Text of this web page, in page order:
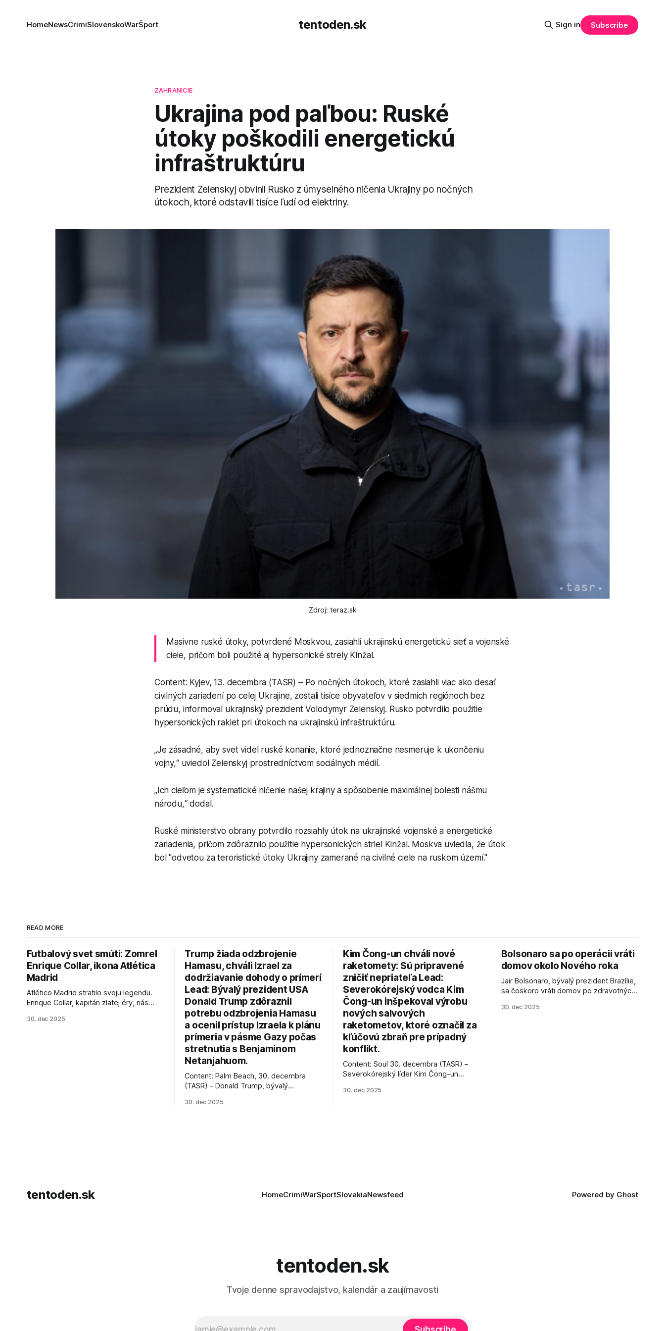
tentoden.sk
HomeNewsCrimiSlovenskoWarŠport Sign in Subscribe
ZAHRANICIE
Ukrajina pod paľbou: Ruské
útoky poškodili energetickú
infraštruktúru
Prezident Zelenskyj obvinil Rusko z úmyselného ničenia Ukrajiny po nočných
útokoch, ktoré odstavili tisíce ľudí od elektriny.
Zdroj: teraz.sk
Masívne ruské útoky, potvrdené Moskvou, zasiahli ukrajinskú energetickú sieť a vojenské
ciele, pričom boli použité aj hypersonické strely Kinžal.
Content: Kyjev, 13. decembra (TASR) – Po nočných útokoch, ktoré zasiahli viac ako desať
civilných zariadení po celej Ukrajine, zostali tisíce obyvateľov v siedmich regiónoch bez
prúdu, informoval ukrajinský prezident Volodymyr Zelenskyj. Rusko potvrdilo použitie
hypersonických rakiet pri útokoch na ukrajinskú infraštruktúru.
„Je zásadné, aby svet videl ruské konanie, ktoré jednoznačne nesmeruje k ukončeniu
vojny,“ uviedol Zelenskyj prostredníctvom sociálnych médií.
„Ich cieľom je systematické ničenie našej krajiny a spôsobenie maximálnej bolesti nášmu
národu,“ dodal.
Ruské ministerstvo obrany potvrdilo rozsiahly útok na ukrajinské vojenské a energetické
zariadenia, pričom zdôraznilo použitie hypersonických striel Kinžal. Moskva uviedla, že útok
bol "odvetou za teroristické útoky Ukrajiny zamerané na civilné ciele na ruskom území."
READ MORE
Futbalový svet smúti: Zomrel
Enrique Collar, ikona Atlética
Madrid
Atlético Madrid stratilo svoju legendu.
Enrique Collar, kapitán zlatej éry, nás
jeho úspechy a odkaz.
30. dec 2025
Trump žiada odzbrojenie
Hamasu, chváli Izrael za
dodržiavanie dohody o prímerí
Lead: Bývalý prezident USA
Donald Trump zdôraznil
potrebu odzbrojenia Hamasu
a ocenil prístup Izraela k plánu
prímeria v pásme Gazy počas
stretnutia s Benjaminom
Netanjahuom.
Content: Palm Beach, 30. decembra
(TASR) – Donald Trump, bývalý
vyhlásil, že odzbrojenie palestínskeho
30. dec 2025
Kim Čong-un chváli nové
raketomety: Sú pripravené
zničiť nepriateľa Lead:
Severokórejský vodca Kim
Čong-un inšpekoval výrobu
nových salvových
raketometov, ktoré označil za
kľúčovú zbraň pre prípadný
konflikt.
Content: Soul 30. decembra (TASR) –
Severokórejský líder Kim Čong-un
najnovšie salvové raketomety a nešetril
30. dec 2025
Bolsonaro sa po operácii vráti
domov okolo Nového roka
Jair Bolsonaro, bývalý prezident Brazílie,
sa čoskoro vráti domov po zdravotných
30. dec 2025
tentoden.sk HomeCrimiWarSportSlovakiaNewsfeed Powered by Ghost
tentoden.sk
Tvoje denne spravodajstvo, kalendár a zaujímavosti